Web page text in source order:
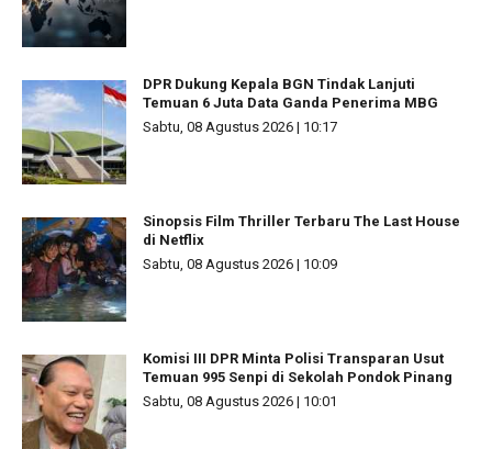
DPR Dukung Kepala BGN Tindak Lanjuti
Temuan 6 Juta Data Ganda Penerima MBG
Sabtu, 08 Agustus 2026 | 10:17
Sinopsis Film Thriller Terbaru The Last House
di Netflix
Sabtu, 08 Agustus 2026 | 10:09
Komisi III DPR Minta Polisi Transparan Usut
Temuan 995 Senpi di Sekolah Pondok Pinang
Sabtu, 08 Agustus 2026 | 10:01